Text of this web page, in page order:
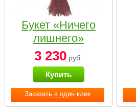
Заказать в один клик
Букет «Ничего
лишнего»
3 230 руб.
Купить